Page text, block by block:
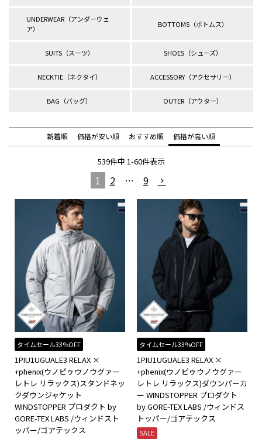
UNDERWEAR（アンダーウェ
ア）
BOTTOMS（ボトムス）
SUITS（スーツ） SHOES（シューズ）
NECKTIE（ネクタイ） ACCESSORY（アクセサリー）
BAG（バッグ） OUTER（アウター）
新着順 価格が安い順 おすすめ順 価格が高い順
539件中 1-60件表示
1 2 … 9
タイムセール33%OFF
1PIU1UGUALE3 RELAX ×
+phenix(ウノピゥウノウグァー
レトレ リラックス)スタンドネッ
クダウンジャケット
WINDSTOPPER プロダクト by
GORE-TEX LABS /ウィンドスト
ッパー/ゴアテックス
タイムセール33%OFF
1PIU1UGUALE3 RELAX ×
+phenix(ウノピゥウノウグァー
レトレ リラックス)ダウンパーカ
ー WINDSTOPPER プロダクト
by GORE-TEX LABS /ウィンドス
トッパー/ゴアテックス
SALE